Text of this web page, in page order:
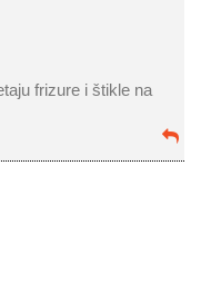
frizure i štikle na